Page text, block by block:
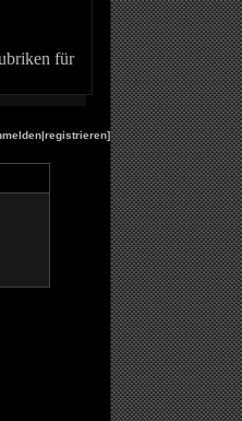
für
|registrieren]